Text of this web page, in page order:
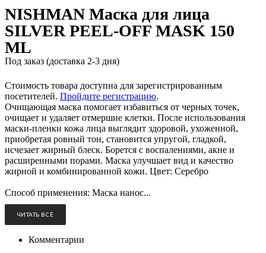
NISHMAN Маска для лица
SILVER PEEL-OFF MASK 150
ML
Под заказ (доставка 2-3 дня)
Стоимость товара доступна для зарегистрированным
посетителей. Пройдите регистрацию.
Очищающая маска помогает избавиться от черных точек,
очищает и удаляет отмершие клетки. После использования
маски-пленки кожа лица выглядит здоровой, ухоженной,
приобретая ровный тон, становится упругой, гладкой,
исчезает жирный блеск. Борется с воспалениями, акне и
расширенными порами. Маска улучшает вид и качество
жирной и комбинированной кожи. Цвет: Серебро
Способ применения: Маска нанос...
ЧИТАТЬ ВСЁ
Комментарии